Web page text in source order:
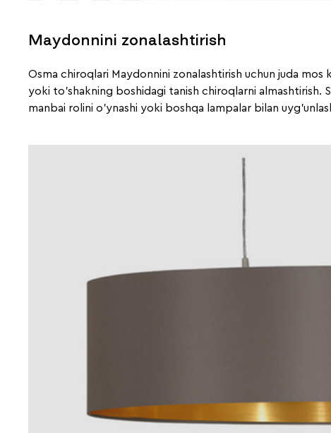
Maydonnini zonalashtirish
Osma chiroqlari Maydonnini zonalashtirish uchun juda
yoki to'shakning boshidagi tanish chiroqlarni
manbai rolini o'ynashi yoki boshqa lampalar bilan